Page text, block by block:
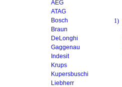
AEG
ATAG
Bosch
Braun
DeLonghi
Gaggenau
Indesit
Krups
Kupersbuschi
Liebherr
1)